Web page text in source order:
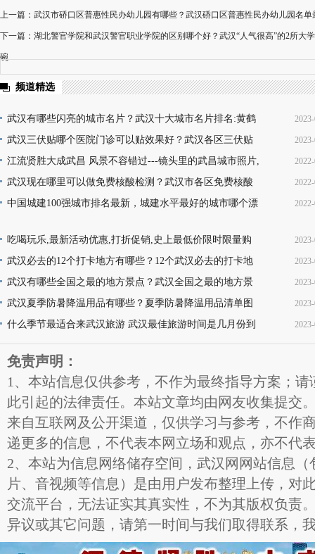
上一篇：武汉市硚口区普惠性民办幼儿园有哪些？武汉硚口区普惠性民办幼儿园名单
下一篇：湖北警官学院和武汉警官职业学院的区别哪个好？武汉“人气很高”的2所大
碗
频道精选
武汉有哪些闪亮的城市名片？武汉十大城市名片排名:黄鹤
楼热干面无人不知无人不晓
武汉三伏贴哪个医院门诊可以贴效果好？武汉各区三伏贴
医院门诊名单地址(就诊时间+门诊地点+价格查询+预
江流贤胜大成武昌 风景不容错过---镜头里的武昌城市照片,
韵味十足又充满活力
武汉现在哪里可以做免费核酸检测？武汉市各区免费核酸
检测地点位置咨询电话及时间(部分24小时检测)
中国城建100强城市排名最新，城建水平最好的城市哪个漂
吃喝玩乐,最新活动优惠,打折促销,史上最低价限时限量购
买,天天更新,超省钱,快来抢购!
武汉必去的12个打卡地方有哪些？12个武汉必去的打卡地
地址推荐
武汉有哪些全国之最的地方景点？武汉全国之最的地方景
点名称介绍及图片大全欣赏
武汉夏季防暑降温用品有哪些？夏季防暑降温用品清单图
片
什么季节最适合来武汉旅游 武汉最佳旅游时间是几月份到
几月份
免责声明：
1、本站信息仅供参考，不作为最终指导方案；
此引起的法律责任。本站文章均由网友收集提交
来自互联网及公开渠道，仅供学习与参考，不作
递更多的信息，不代表本网立场和观点，亦不代
2、本站为信息网络储存空间，武汉网网站信息
片、音视频等信息）是由用户发布整理上传，对
交流平台，无法证实其真实性，不为其版权负责
异议或其它问题，请第一时间与我们取得联系，